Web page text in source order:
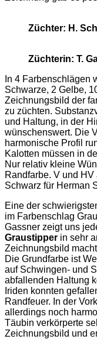
Züchter: H.
Züchterin: T.
In 4 Farbenschlägen
Schwarze, 2 Gelbe,
Zeichnungsbild der
zu züchten.
und Haltung, in der
wünschenswert. Die
harmonische Profil
Kalotten müssen in
Nur relativ kleine
Randfarbe. V und
Schwarz für Herman
Eine der
im Farbenschlag
Gassner zeigt uns
Graustipper in sehr
Zeichnungsbild
Die Grundfarbe ist
auf Schwingen- und
abfallenden Haltung
Iriden konnten
Randfeuer. In der
allerdings noch
Täubin verkörperte
Zeichnungsbild und